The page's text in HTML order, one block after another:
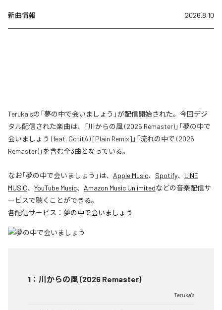
新曲情報 2026.8.10
Teruka'sの「夢の中で会いましょう」が配信開始された。今回デジ
タル配信された楽曲は、「川からの風 (2026 Remaster)」「夢の中で
会いましょう (feat. GotitA) [Plain Remix]」「流れの中で (2026
Remaster)」を含む全3曲となっている。
なお「夢の中で会いましょう 」は、 Apple Music、 Spotify、 LINE
MUSIC、 YouTube Music、 Amazon Music Unlimitedなどの音楽配信サ
ービスで聴くことができる。
各配信サービス： 夢の中で会いましょう
1 ： 川からの風 (2026 Remaster)
Teruka's